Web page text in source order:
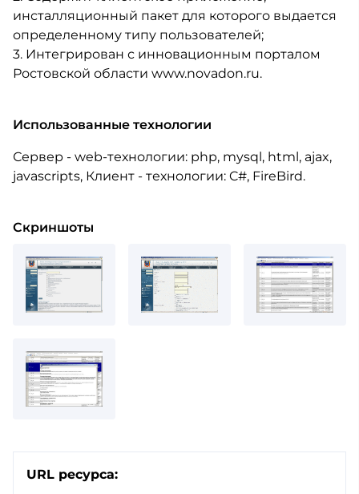
инсталляционный пакет для которого выдается
определенному типу пользователей;
3. Интегрирован с инновационным порталом
Ростовской области www.novadon.ru.
Использованные технологии
Сервер - web-технологии: php, mysql, html, ajax,
javascripts, Клиент - технологии: C#, FireBird.
Скриншоты
URL ресурса: